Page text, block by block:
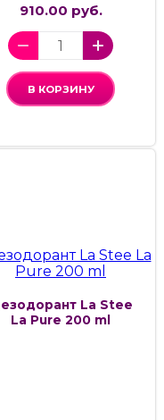
910.00 руб.
В КОРЗИНУ
La Stee
La Pure 200 ml